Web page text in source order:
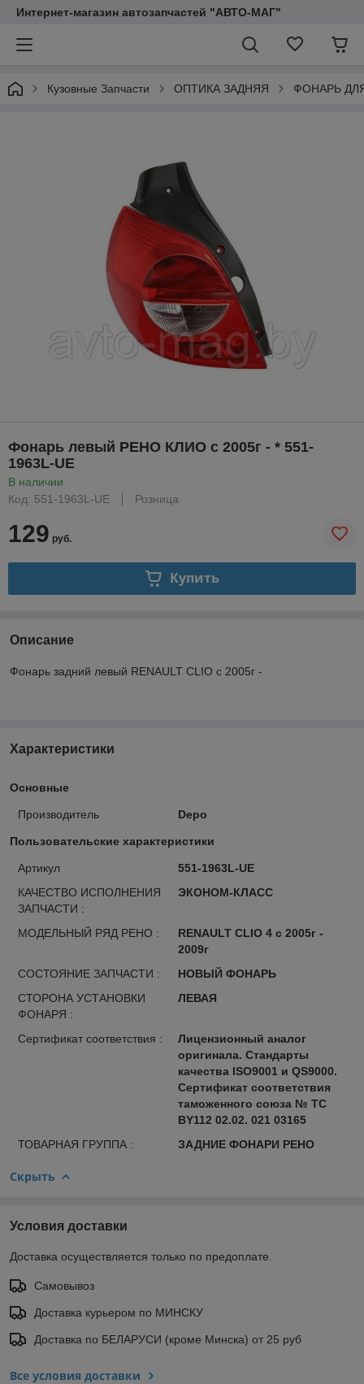
Интернет-магазин автозапчастей "АВТО-МАГ"
Кузовные Запчасти ОПТИКА ЗАДНЯЯ ФОНАРЬ
Фонарь левый РЕНО КЛИО с 2005г - * 551-
1963L-UE
В наличии
Код: 551-1963L-UE
Розница
129 руб.
Купить
Описание
Фонарь задний левый RENAULT CLIO с 2005г -
Характеристики
Основные
Производитель Depo
Пользовательские характеристики
Артикул
551-1963L-UE
КАЧЕСТВО ИСПОЛНЕНИЯ
ЗАПЧАСТИ :
ЭКОНОМ-КЛАСС
МОДЕЛЬНЫЙ РЯД РЕНО :
RENAULT CLIO 4 с 2005г -
2009г
СОСТОЯНИЕ ЗАПЧАСТИ :
НОВЫЙ ФОНАРЬ
СТОРОНА УСТАНОВКИ
ФОНАРЯ :
ЛЕВАЯ
Сертификат соответствия :
Лицензионный аналог
оригинала. Стандарты
качества ISO9001 и QS9000.
Сертификат соответствия
таможенного союза № ТС
BY112 02.02. 021 03165
ТОВАРНАЯ ГРУППА :
ЗАДНИЕ ФОНАРИ РЕНО
Скрыть
Условия доставки
Доставка осуществляется только по предоплате.
Самовывоз
Доставка курьером по МИНСКУ
Доставка по БЕЛАРУСИ (кроме Минска) от 25 руб
Все условия доставки